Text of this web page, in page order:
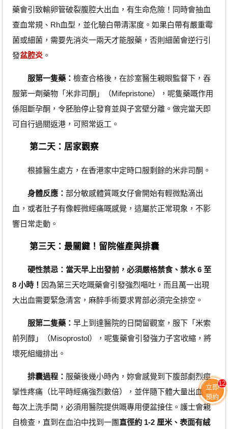
藥會引致輸卵管破裂腹腔大出血，有生命危險！同時會抽血
查血常規、Rh血型，並化驗白帶清潔度。如果白帶有嚴重霉
菌或細菌，需要先消炎一兩天才能服藥，否則細菌會逆行引
發盆腔炎。
服第一隻藥： 檢查合格後，在診室醫生親眼監督下，吞
服第一劑藥物「米非司酮」（Mifepristone），呢隻藥嘅作用
係阻斷孕酮，令胚胎停止發育並與子宮壁分離。做完當天即
可自行過關返港，可照常返工。
第二天：居家觀察
根據醫生處方，在香港家中定時口服剩餘的米非司酮。
身體反應： 部分敏感體質嘅女仔會開始有輕微點滴出
血，或者肚子有像輕微經痛嘅感覺，這屬於正常現象，不影
響日常走動。
第三天：最關鍵！留院催產與排囊
硬性禁忌：當天早上出發前，必須嚴格禁食、禁水 6 至
8 小時！ 因為第三天吃嘅藥會引發強烈嘔吐，而且萬一出現
大出血需要緊急清宮，麻醉手術要求胃部必須完全排空。
服第二隻藥： 早上到達醫院的日間留觀室，服下「米索
前列醇」（Misoprostol），呢隻藥會引發強力子宮收縮，將
壞死組織排出。
排囊過程： 服藥後幾小時內，妳會感覺到下腹部劇烈痙
攣性疼痛（比平時經痛強烈數倍），並伴隨下體大量出血。
每次上洗手間，必須用醫院提供嘅專用便盆接住。護士會親
自檢查，直到在血泊中找到一團直徑約 1-2 厘米、表面有絨
立即
預約
12